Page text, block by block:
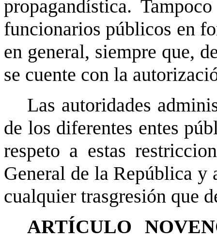
propagandística.
funcionarios públicos en
en general, siempre que,
se cuente con la
Las autoridades
de los diferentes entes
respeto a estas
General de la República
cualquier trasgresión que
ARTÍCULO